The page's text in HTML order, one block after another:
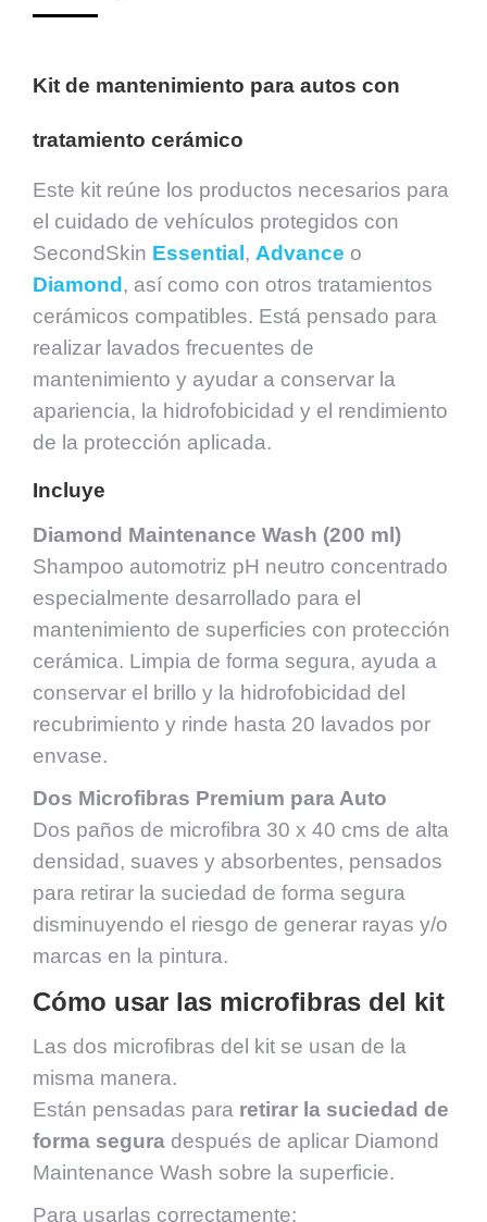
Kit de mantenimiento para autos con
tratamiento cerámico
Este kit reúne los productos necesarios para
el cuidado de vehículos protegidos con
SecondSkin Essential , Advance o
Diamond , así como con otros tratamientos
cerámicos compatibles. Está pensado para
realizar lavados frecuentes de
mantenimiento y ayudar a conservar la
apariencia, la hidrofobicidad y el rendimiento
de la protección aplicada.
Incluye
Diamond Maintenance Wash (200 ml)
Shampoo automotriz pH neutro concentrado
especialmente desarrollado para el
mantenimiento de superficies con protección
cerámica. Limpia de forma segura, ayuda a
conservar el brillo y la hidrofobicidad del
recubrimiento y rinde hasta 20 lavados por
envase.
Dos Microfibras Premium para Auto
Dos paños de microfibra 30 x 40 cms de alta
densidad, suaves y absorbentes, pensados
para retirar la suciedad de forma segura
disminuyendo el riesgo de generar rayas y/o
marcas en la pintura.
Cómo usar las microfibras del kit
Las dos microfibras del kit se usan de la
misma manera.
Están pensadas para retirar la suciedad de
forma segura después de aplicar Diamond
Maintenance Wash sobre la superficie.
Para usarlas correctamente: